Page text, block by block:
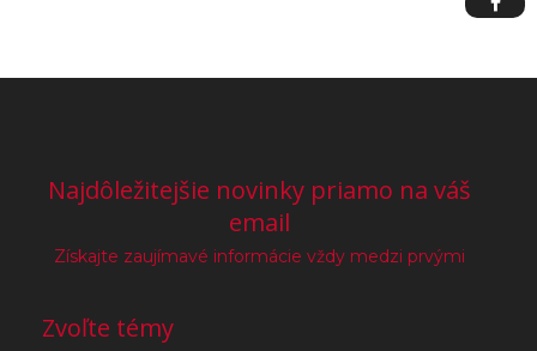
Najdôležitejšie novinky priamo na váš
email
Získajte zaujímavé informácie vždy medzi prvými
Zvoľte témy